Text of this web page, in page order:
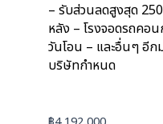
– รับส่วนลดสูงสุด
หลัง – โรงจอดรถคอ
วันโอน – และอื่นๆ อีก
บริษัทกำหนด